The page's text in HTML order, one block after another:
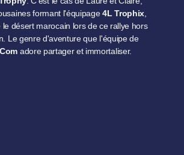
formant l'équipage4L Trophix
le désert marocain lors de ce rallye hors
Le genre d'aventure que l'équipe de
adore partager et immortaliser.